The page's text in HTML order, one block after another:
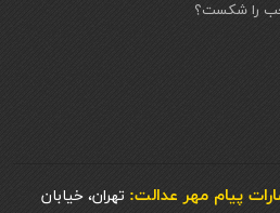
را شکست؟
پيام مهر عدالت: تهران، خیابان